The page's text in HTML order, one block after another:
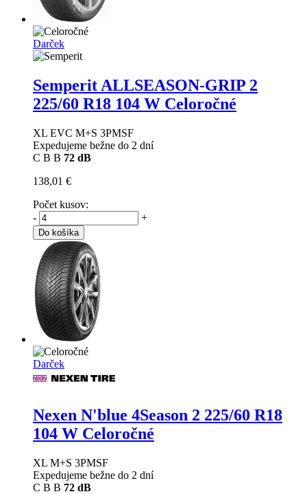
Darček
Semperit ALLSEASON-GRIP 2
225/60 R18 104 W Celoročné
XL EVC M+S 3PMSF
Expedujeme bežne do 2 dní
C B B 72 dB
138,01 €
Počet kusov:
-
+
Do košíka
Darček
Nexen N'blue 4Season 2 225/60 R18
104 W Celoročné
XL M+S 3PMSF
Expedujeme bežne do 2 dní
C B B 72 dB